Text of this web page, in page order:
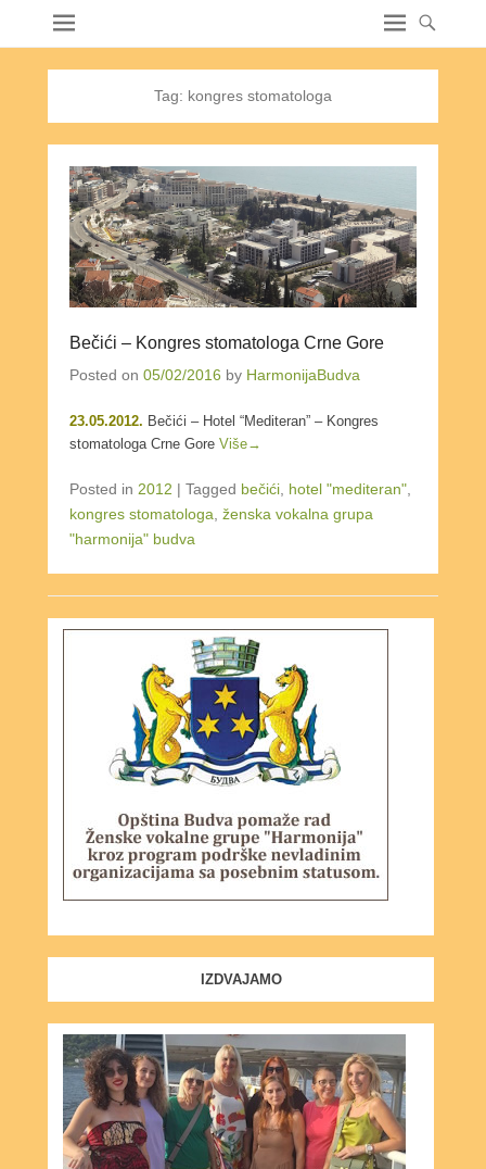
Tag: kongres stomatologa
Bečići – Kongres stomatologa Crne Gore
Posted on 05/02/2016 by HarmonijaBudva
23.05.2012. Bečići – Hotel “Mediteran” – Kongres
stomatologa Crne Gore Više→
Posted in 2012 | Tagged bečići hotel "mediteran"
kongres stomatologa ženska vokalna grupa
"harmonija" budva
IZDVAJAMO